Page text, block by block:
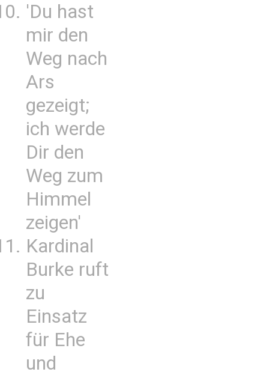
'Du hast
mir den
Weg nach
Ars
gezeigt;
ich werde
Dir den
Weg zum
Himmel
zeigen'
Kardinal
Burke ruft
zu
Einsatz
für Ehe
und